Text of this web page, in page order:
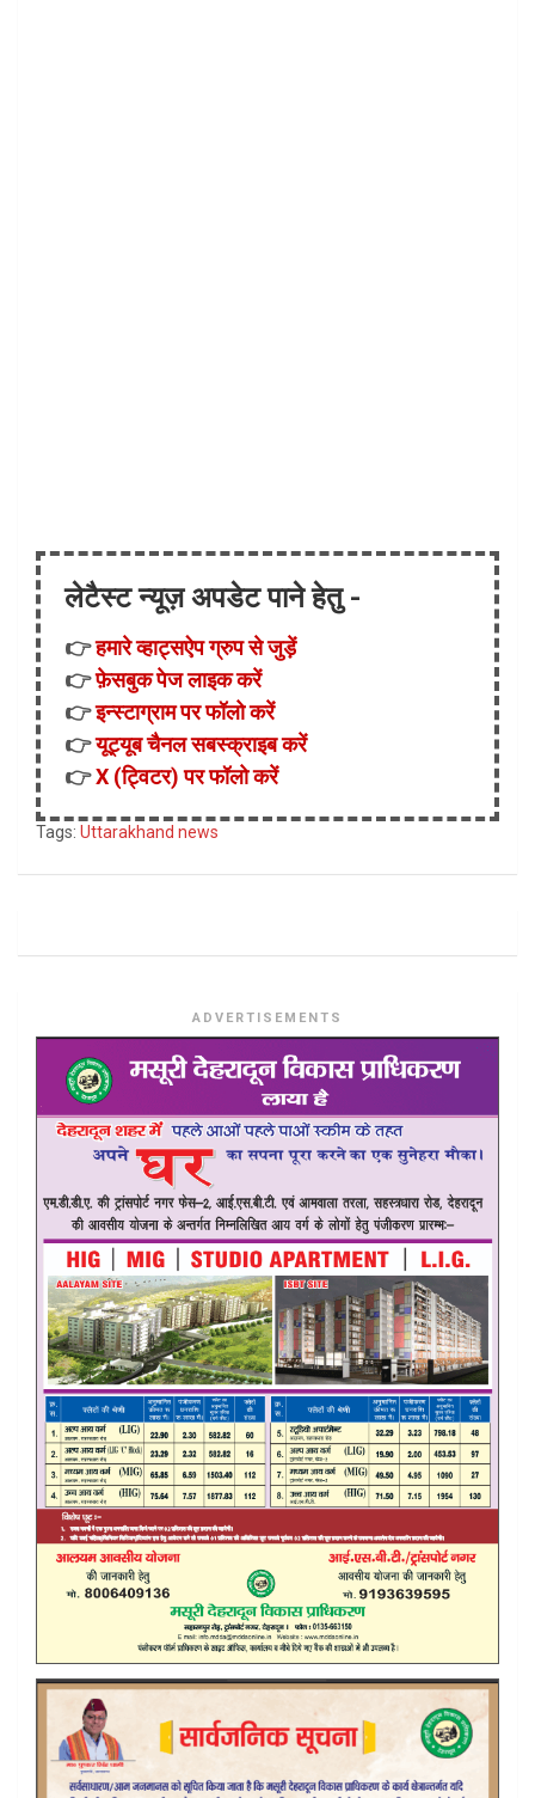
लेटैस्ट न्यूज़ अपडेट पाने हेतु -
👉हमारे व्हाट्सऐप ग्रुप से जुड़ें
👉फ़ेसबुक पेज लाइक करें
👉इन्स्टाग्राम पर फॉलो करें
👉यूट्यूब चैनल सबस्क्राइब करें
👉X (ट्विटर) पर फॉलो करें
Tags: Uttarakhand news
ADVERTISEMENTS